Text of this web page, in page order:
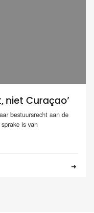
niet Curaçao’
bestuursrecht aan de
is van